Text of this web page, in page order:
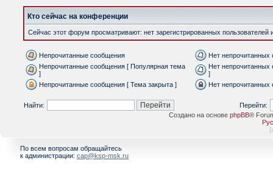
Кто сейчас на конференции
Сейчас этот форум просматривают: нет зарегистрированных пользователей
Непрочитанные сообщения
Нет непрочитанных
Непрочитанные сообщения [ Популярная тема
]
Нет
]
Непрочитанные сообщения [ Тема закрыта ]
Нет непрочитанных
Найти:
Перейти:
Создано на основе phpBB®
[
По всем вопросам обращайтесь
к администрации: cap@ksp-msk.ru